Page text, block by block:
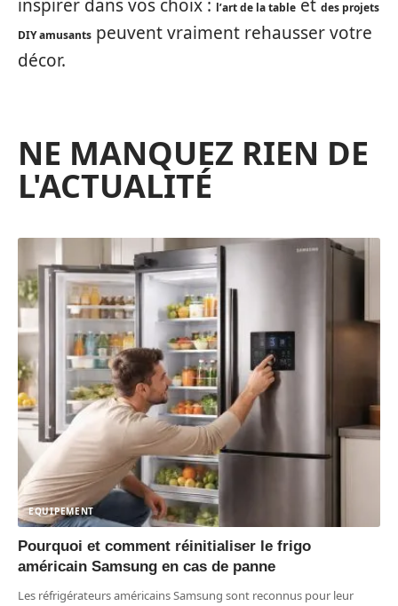
inspirer dans vos choix : l’art de la table et des projets
DIY amusants peuvent vraiment rehausser votre
décor.
NE MANQUEZ RIEN DE
L'ACTUALITÉ
EQUIPEMENT
Pourquoi et comment réinitialiser le frigo
américain Samsung en cas de panne
Les réfrigérateurs américains Samsung sont reconnus pour leur